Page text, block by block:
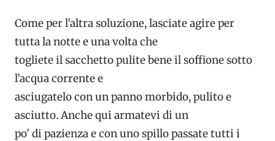
Come per l’altra soluzione, lasciate agire per
tutta la notte e una volta che
togliete il sacchetto pulite bene il soffione sotto
l’acqua corrente e
asciugatelo con un panno morbido, pulito e
asciutto. Anche qui armatevi di un
po' di pazienza e con uno spillo passate tutti i